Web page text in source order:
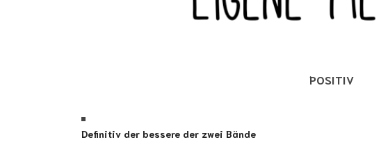
POSITIV
Definitiv der bessere der zwei Bände